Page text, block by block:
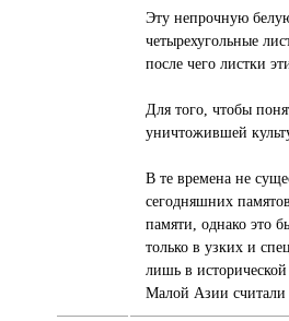
Эту непрочную
четырехугольные
после чего листки
Для того, чтобы
уничтожившей
В те времена не
сегодняшних
памяти, однако это
только в узких и
лишь в
Малой Азии считали